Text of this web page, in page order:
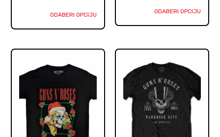
ODABERI OPCIJU
ODABERI OPCIJU